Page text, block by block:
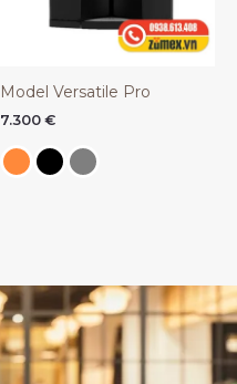
Model Versatile Pro
7.300 €